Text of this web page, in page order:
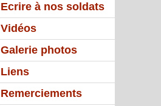
Ecrire à nos soldats
Vidéos
Galerie photos
Liens
Remerciements